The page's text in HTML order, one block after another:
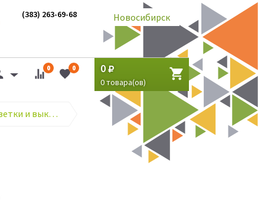
(383) 263-69-68 Новосибирск
0 0 0
0товара(ов)
ASD серия BOLLETO розетки и выключатели (о/у)